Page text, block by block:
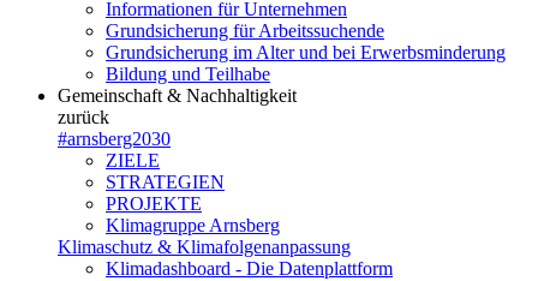
Informationen für Unternehmen
Grundsicherung für Arbeitssuchende
Grundsicherung im Alter und bei Erwerbsminderung
Bildung und Teilhabe
Gemeinschaft & Nachhaltigkeit
zurück
#arnsberg2030
ZIELE
STRATEGIEN
PROJEKTE
Klimagruppe Arnsberg
Klimaschutz & Klimafolgenanpassung
Klimadashboard - Die Datenplattform